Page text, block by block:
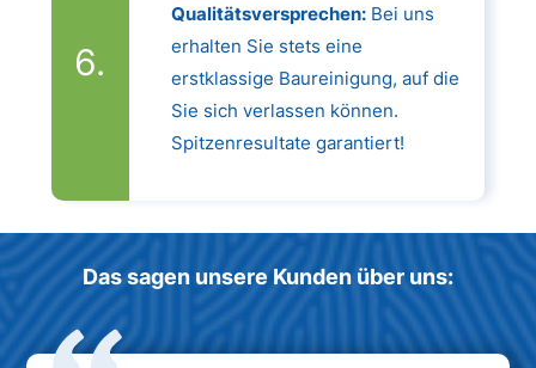
Qualitätsversprechen:Bei uns
erhalten Sie stets eine
erstklassige Baureinigung, auf die
Sie sich verlassen können.
Spitzenresultate garantiert!
Das sagen unsere Kunden über uns: